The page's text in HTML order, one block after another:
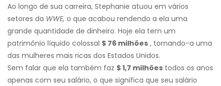
Ao longo de sua carreira, Stephanie atuou em vários
setores da WWE, o que acabou rendendo a ela uma
grande quantidade de dinheiro. Hoje ela tem um
patrimônio líquido colossal $ 76 milhões , tornando-a uma
das mulheres mais ricas dos Estados Unidos.
Sem falar que ela também faz $ 1,7 milhões todos os anos
apenas com seu salário, o que significa que seu salário